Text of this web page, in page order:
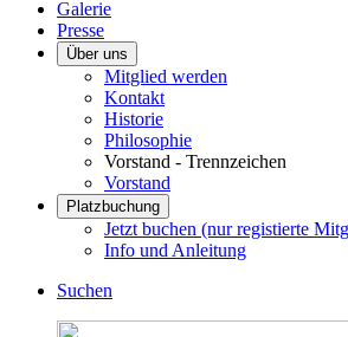
Galerie
Presse
Über uns
Mitglied werden
Kontakt
Historie
Philosophie
Vorstand - Trennzeichen
Vorstand
Platzbuchung
Jetzt buchen (nur registierte
Info und Anleitung
Suchen